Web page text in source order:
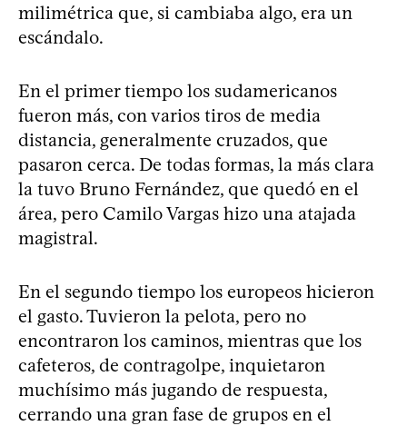
milimétrica que, si cambiaba algo, era un
escándalo.
En el primer tiempo los sudamericanos
fueron más, con varios tiros de media
distancia, generalmente cruzados, que
pasaron cerca. De todas formas, la más clara
la tuvo Bruno Fernández, que quedó en el
área, pero Camilo Vargas hizo una atajada
magistral.
En el segundo tiempo los europeos hicieron
el gasto. Tuvieron la pelota, pero no
encontraron los caminos, mientras que los
cafeteros, de contragolpe, inquietaron
muchísimo más jugando de respuesta,
cerrando una gran fase de grupos en el